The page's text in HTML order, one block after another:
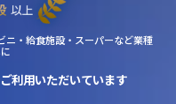
ニ・給食施設・スーパーなど業種
ご利用いただいています